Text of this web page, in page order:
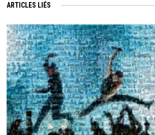
ARTICLES LIÉS